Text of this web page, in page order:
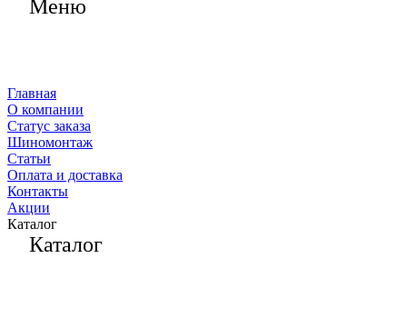
Меню
Главная
О компании
Статус заказа
Шиномонтаж
Статьи
Оплата и доставка
Контакты
Акции
Каталог
Каталог